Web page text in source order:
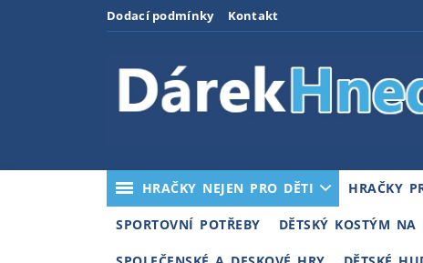
Dodací podmínky Kontakt
HRAČKY NEJEN PRO DĚTI HRAČKY
SPORTOVNÍ POTŘEBY DĚTSKÝ KOSTÝM NA